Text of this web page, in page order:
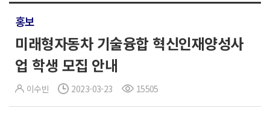
홍보
미래형자동차 기술융합 혁신인재양성사
업 학생 모집 안내
이수빈 2023-03-23 15505